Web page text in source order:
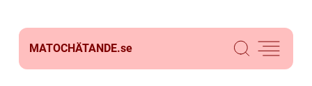
MATOCHÄTANDE.se